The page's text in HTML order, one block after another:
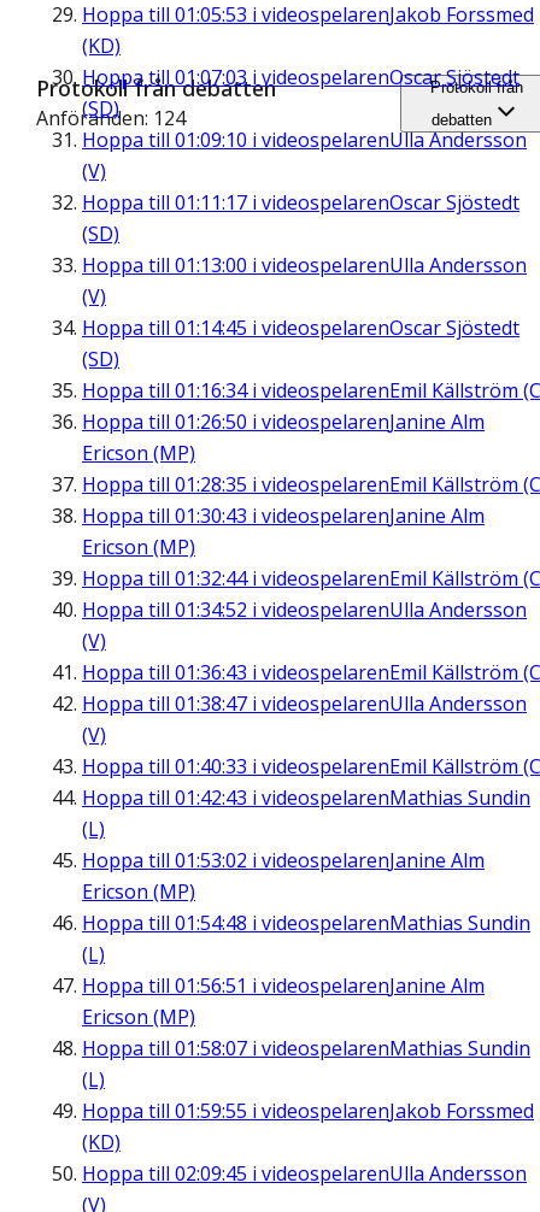
Hoppa till 01:05:53 i videospelarenJakob Forssmed
(KD)
Hoppa till 01:07:03 i videospelarenOscar Sjöstedt
(SD)
Hoppa till 01:09:10 i videospelarenUlla Andersson
(V)
Hoppa till 01:11:17 i videospelarenOscar Sjöstedt
(SD)
Hoppa till 01:13:00 i videospelarenUlla Andersson
(V)
Hoppa till 01:14:45 i videospelarenOscar Sjöstedt
(SD)
Hoppa till 01:16:34i videospelarenEmil Källström
Hoppa till 01:26:50 i videospelarenJanine Alm
Ericson (MP)
Hoppa till 01:28:35 i videospelarenEmil Källström
Hoppa till 01:30:43 i videospelarenJanine Alm
Ericson (MP)
Hoppa till 01:32:44i videospelarenEmil Källström
Hoppa till 01:34:52 i videospelarenUlla Andersson
(V)
Hoppa till 01:36:43 i videospelarenEmil Källström
Hoppa till 01:38:47 i videospelarenUlla Andersson
(V)
Hoppa till 01:40:33 i videospelarenEmil Källström
Hoppa till 01:42:43 i videospelarenMathias Sundin
(L)
Hoppa till 01:53:02 i videospelarenJanine Alm
Ericson (MP)
Hoppa till 01:54:48 i videospelarenMathias Sundin
(L)
Hoppa till 01:56:51 i videospelarenJanine Alm
Ericson (MP)
Hoppa till 01:58:07 i videospelarenMathias Sundin
(L)
Hoppa till 01:59:55 i videospelarenJakob Forssmed
(KD)
Hoppa till 02:09:45 i videospelarenUlla Andersson
(V)
Protokoll från debatten
Anföranden: 124
Protokoll från
debatten